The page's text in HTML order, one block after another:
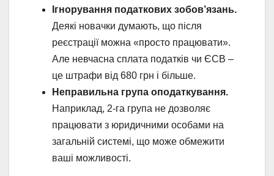
Ігнорування податкових зобов’язань.
Деякі новачки думають, що після
реєстрації можна «просто працювати».
Але невчасна сплата податків чи ЄСВ –
це штрафи від 680 грн і більше.
Неправильна група оподаткування.
Наприклад, 2-га група не дозволяє
працювати з юридичними особами на
загальній системі, що може обмежити
ваші можливості.